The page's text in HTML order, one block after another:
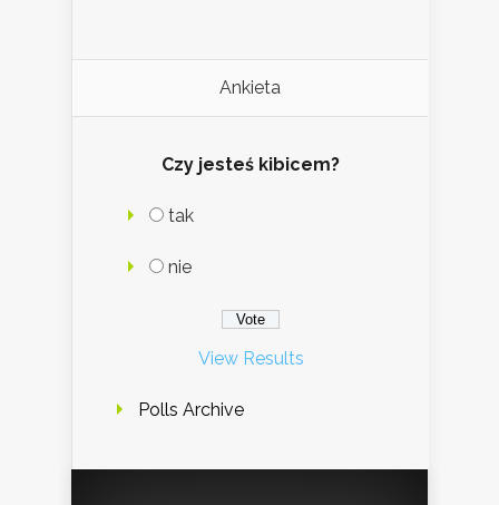
Ankieta
Czy jesteś kibicem?
tak
nie
View Results
Polls Archive